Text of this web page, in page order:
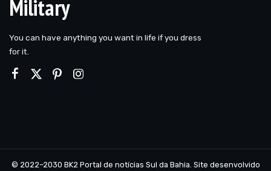
Military
You can have anything you want in life if you dress
for it.
© 2022–2030 BK2 Portal de notícias Sul da Bahia. Site desenvolvido